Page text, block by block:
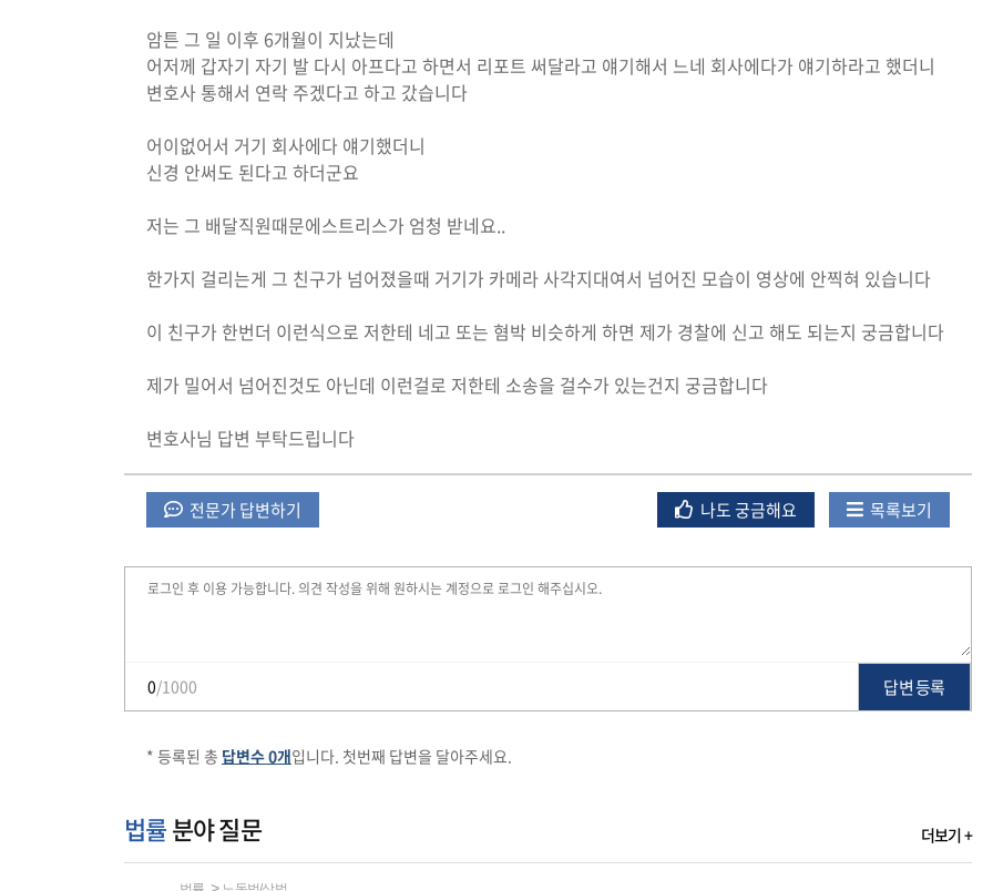
암튼 그 일 이후 6개월이 지났는데
어저께 갑자기 자기 발 다시 아프다고 하면서 리포트 써달라고 얘기해서 느네 회사에다가 얘기하라고 했더니
변호사 통해서 연락 주겠다고 하고 갔습니다
어이없어서 거기 회사에다 얘기했더니
신경 안써도 된다고 하더군요
저는 그 배달직원때문에스트리스가 엄청 받네요..
한가지 걸리는게 그 친구가 넘어졌을때 거기가 카메라 사각지대여서 넘어진 모습이 영상에 안찍혀 있습니다
이 친구가 한번더 이런식으로 저한테 네고 또는 혐박 비슷하게 하면 제가 경찰에 신고 해도 되는지 궁금합니다
제가 밀어서 넘어진것도 아닌데 이런걸로 저한테 소송을 걸수가 있는건지 궁금합니다
변호사님 답변 부탁드립니다
전문가 답변하기 나도 궁금해요 목록보기
0/1000 답변 등록
* 등록된 총 답변수 0개입니다. 첫번째 답변을 달아주세요.
법률분야 질문 더보기 +